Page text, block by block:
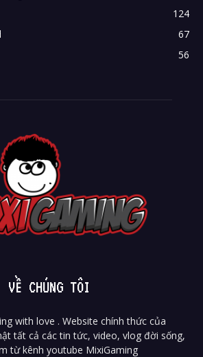
124
67
56
VỀ CHÚNG TÔI
with love . Website chính thức của
tất cả các tin tức, video, vlog đời sống,
từ kênh youtube MixiGaming